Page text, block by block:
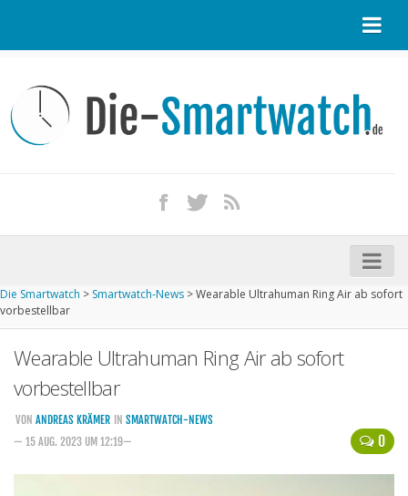
Kontakt / Tipp geben
Impressum
iPhone kaufen
Startseite
Kommende Smartwatches
Handytarife
BASE
Die Smartwatch > Smartwatch-News >Wearable Ultrahuman Ring Air ab sofort
vorbestellbar
Wearable Ultrahuman Ring Air ab sofort
vorbestellbar
0
VON ANDREAS KRÄMER IN SMARTWATCH-NEWS
— 15 AUG. 2023 UM 12:19—